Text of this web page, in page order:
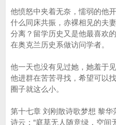
他愤怒中夹着无奈，懦弱的他
什么同床共振，赤裸相见的夫
分离？留学历史又是他最喜欢
在奥克兰历史系做访问学者。
他一天也没有见过她，她羞于
他进群在苦苦寻找，希望可以
圈子就这么小。
第十七章 刘刚散诗歌梦想 黎华
诗云：“庭草无人随意绿，空间